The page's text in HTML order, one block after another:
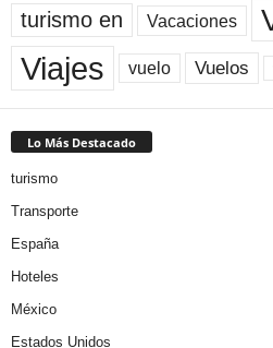
turismo en Vacaciones
Viajes vuelo Vuelos
Lo Más Destacado
turismo
Transporte
España
Hoteles
México
Estados Unidos